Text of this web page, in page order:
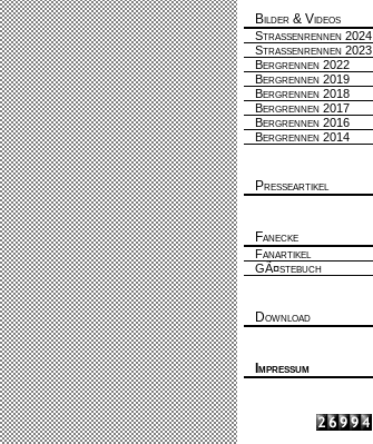
Bilder & Videos
Strassenrennen 2024
Strassenrennen 2023
Bergrennen 2022
Bergrennen 2019
Bergrennen 2018
Bergrennen 2017
Bergrennen 2016
Bergrennen 2014
Presseartikel
Fanecke
Fanartikel
GÃ¤stebuch
Download
Impressum